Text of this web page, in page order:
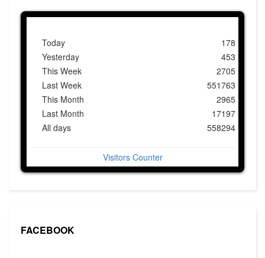
Today
Yesterday
This Week
Last Week
This Month
Last Month
All days
178
453
2705
551763
2965
17197
558294
Visitors Counter
FACEBOOK